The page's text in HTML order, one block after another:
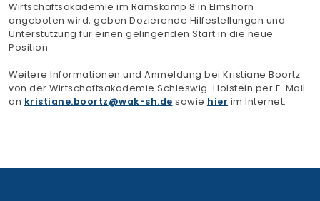
Wirtschaftsakademie im Ramskamp 8 in Elmshorn
angeboten wird, geben Dozierende Hilfestellungen und
Unterstützung für einen gelingenden Start in die neue
Position.
Weitere Informationen und Anmeldung bei Kristiane Boortz
von der Wirtschaftsakademie Schleswig-Holstein per E-Mail
an kristiane.boortz wak-sh.de sowie hier im Internet.